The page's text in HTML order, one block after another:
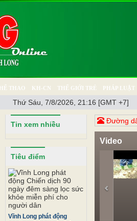
THAO KH-CN THẾ GIỚI TRẺ PHÁP LUẬT
Thứ Sáu, 7/8/2026, 21:16 [GMT +7]
Tin xem nhiều
Tiêu điểm
Vĩnh Long phát động
Đường
Video